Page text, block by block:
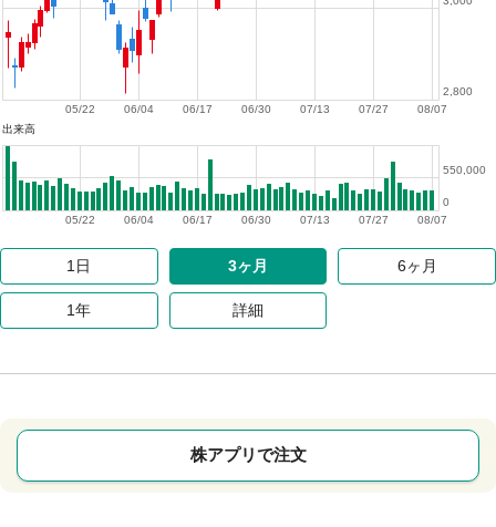
08/07
07/27
07/13
06/30
06/17
06/04
05/22
2,800
出来高
08/07
07/27
07/13
06/30
06/17
06/04
05/22
0
550,000
1日 3ヶ月 6ヶ月
1年 詳細
株アプリで注文